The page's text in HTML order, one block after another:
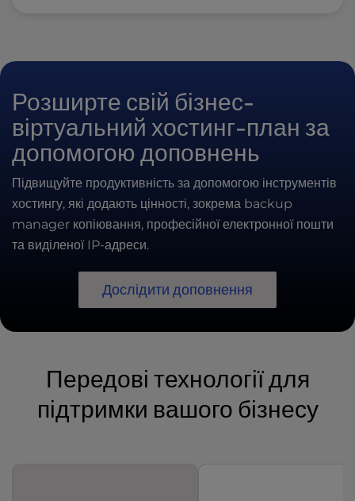
Розширте свій бізнес-
віртуальний хостинг-план за
допомогою доповнень
Підвищуйте продуктивність за допомогою інструментів
хостингу, які додають цінності, зокрема backup
manager копіювання, професійної електронної пошти
та виділеної IP-адреси.
Дослідити доповнення
Передові технології для
підтримки вашого бізнесу